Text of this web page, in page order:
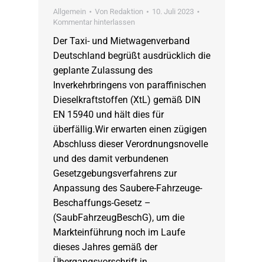
Allgemein Von Redaktion
10. Juli 2023
Kommentar hinterlassen
Der Taxi- und Mietwagenverband
Deutschland begrüßt ausdrücklich die
geplante Zulassung des
Inverkehrbringens von paraffinischen
Dieselkraftstoffen (XtL) gemäß DIN
EN 15940 und hält dies für
überfällig.Wir erwarten einen zügigen
Abschluss dieser Verordnungsnovelle
und des damit verbundenen
Gesetzgebungsverfahrens zur
Anpassung des Saubere-Fahrzeuge-
Beschaffungs-Gesetz –
(SaubFahrzeugBeschG), um die
Markteinführung noch im Laufe
dieses Jahres gemäß der